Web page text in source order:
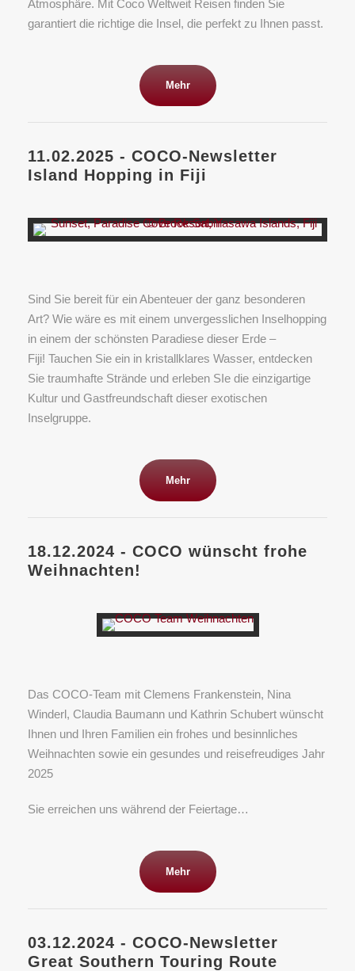
Atmosphäre. Mit Coco Weltweit Reisen finden Sie
garantiert die richtige die Insel, die perfekt zu Ihnen passt.
Mehr
11.02.2025 - COCO-Newsletter
Island Hopping in Fiji
Sind Sie bereit für ein Abenteuer der ganz besonderen
Art? Wie wäre es mit einem unvergesslichen Inselhopping
in einem der schönsten Paradiese dieser Erde –
Fiji! Tauchen Sie ein in kristallklares Wasser, entdecken
Sie traumhafte Strände und erleben SIe die einzigartige
Kultur und Gastfreundschaft dieser exotischen
Inselgruppe.
Mehr
18.12.2024 - COCO wünscht frohe
Weihnachten!
Das COCO-Team mit Clemens Frankenstein, Nina
Winderl, Claudia Baumann und Kathrin Schubert wünscht
Ihnen und Ihren Familien ein frohes und besinnliches
Weihnachten sowie ein gesundes und reisefreudiges Jahr
2025
Sie erreichen uns während der Feiertage…
Mehr
03.12.2024 - COCO-Newsletter
Great Southern Touring Route